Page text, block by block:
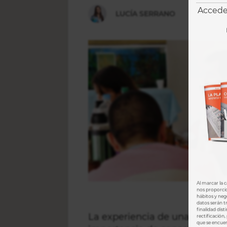
AÚN
NO
TU
EMPRENDIMIENTO
LUCÍA SERRANO
La experiencia de una
Al marcar la
nos
hábitos y
datos serán
finalidad
rectificación,
que se